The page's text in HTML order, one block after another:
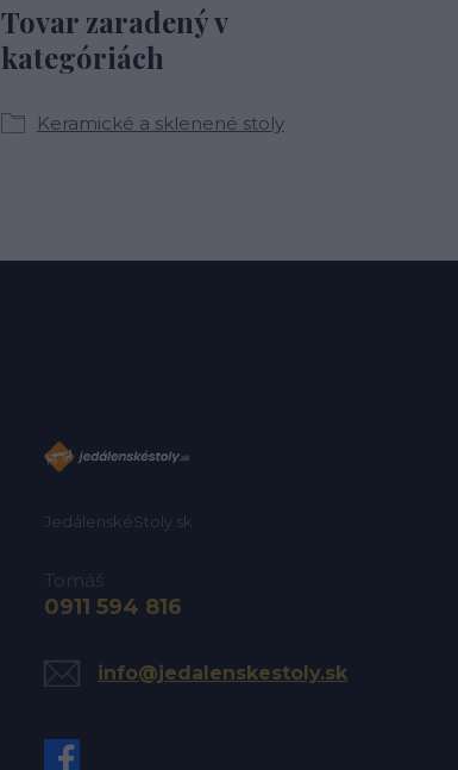
Tovar zaradený v
kategóriách
Keramické a sklenené stoly
JedálenskéStoly.sk
Tomáš
0911 594 816
info@jedalenskestoly.sk